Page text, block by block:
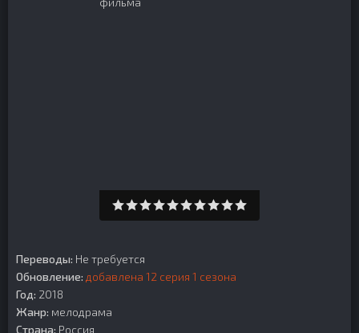
Переводы: Не требуется
Обновление: добавлена 12 серия 1 сезона
Год: 2018
Жанр: мелодрама
Страна: Россия